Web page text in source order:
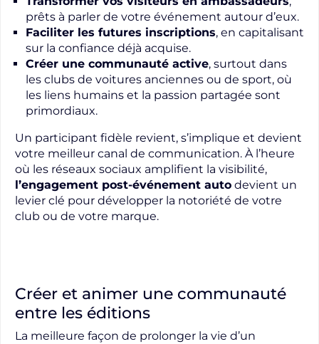
prêts à parler de votre événement autour d’eux.
Faciliter les futures inscriptions, en capitalisant
sur la confiance déjà acquise.
Créer une communauté active, surtout dans
les clubs de voitures anciennes ou de sport, où
les liens humains et la passion partagée sont
primordiaux.
Un participant fidèle revient, s’implique et devient
votre meilleur canal de communication. À l’heure
où les réseaux sociaux amplifient la visibilité,
l’engagement post-événement auto devient un
levier clé pour développer la notoriété de votre
club ou de votre marque.
Créer et animer une communauté
entre les éditions
La meilleure façon de prolonger la vie d’un